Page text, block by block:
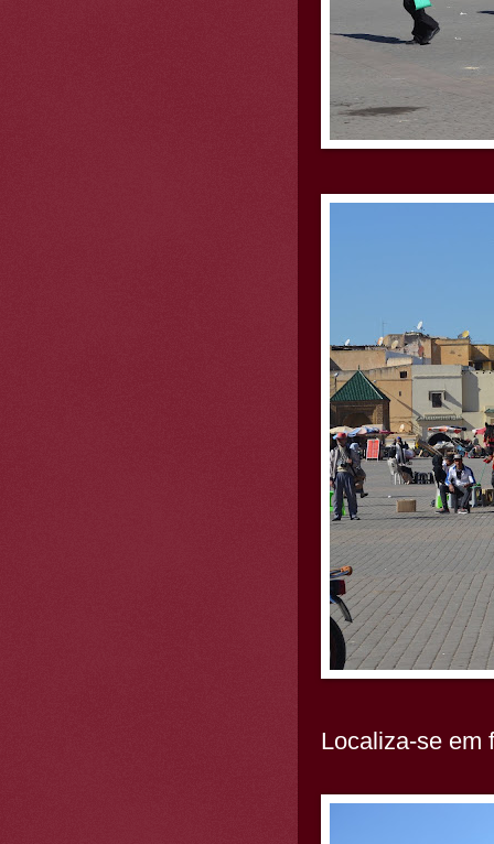
Localiza-se em